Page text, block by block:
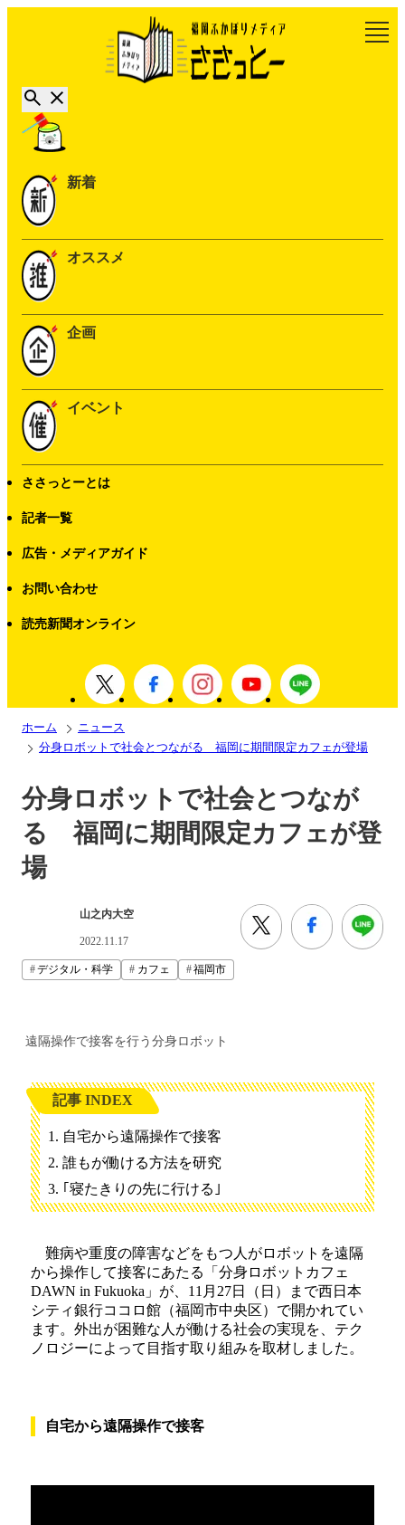
新着
オススメ
企画
イベント
ささっとーとは
記者一覧
広告・メディアガイド
お問い合わせ
読売新聞オンライン
ホーム
ニュース
分身ロボットで社会とつながる 福岡に期間限定カフェが登場
分身ロボットで社会とつなが
る 福岡に期間限定カフェが登
場
山之内大空
2022.11.17
デジタル・科学 カフェ 福岡市
遠隔操作で接客を行う分身ロボット
記事 INDEX
自宅から遠隔操作で接客
誰もが働ける方法を研究
｢寝たきりの先に行ける｣
難病や重度の障害などをもつ人がロボットを遠隔
から操作して接客にあたる「分身ロボットカフェ
DAWN in Fukuoka」が、11月27日（日）まで西日本
シティ銀行ココロ館（福岡市中央区）で開かれてい
ます。外出が困難な人が働ける社会の実現を、テク
ノロジーによって目指す取り組みを取材しました。
自宅から遠隔操作で接客